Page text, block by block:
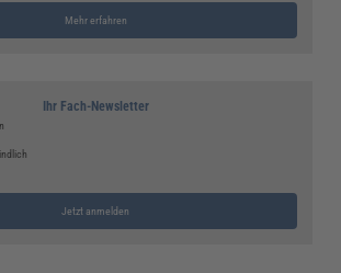
Mehr erfahren
Ihr Fach-Newsletter
Jetzt anmelden